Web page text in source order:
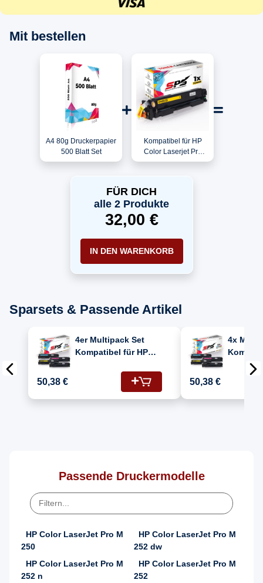
Mit bestellen
A4 80g Druckerpapier
500 Blatt Set
Kompatibel für HP
Color Laserjet Pro
MFP M277DW /
FÜR DICH
alle 2 Produkte
32,00 €
IN DEN WARENKORB
Sparsets & Passende Artikel
4er Multipack Set
Kompatibel für HP
MFP M277DW Drucker
Toners HP 201X
CF400X Schwarz,
50,38 €
4x
Color
MFP M
CF403X,
50,38 €
Passende Druckermodelle
HP Color LaserJet Pro M
250
HP Color LaserJet Pro M
252 dw
HP Color LaserJet Pro M
252 n
HP Color LaserJet Pro M
252